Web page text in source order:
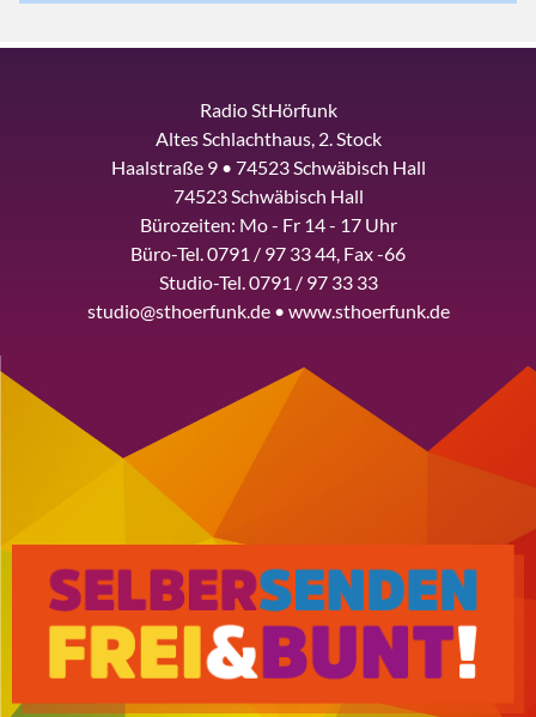
Radio StHörfunk
Altes Schlachthaus, 2. Stock
Haalstraße 9 • 74523 Schwäbisch Hall
74523 Schwäbisch Hall
Bürozeiten: Mo - Fr 14 - 17 Uhr
Büro-Tel. 0791 / 97 33 44, Fax -66
Studio-Tel. 0791 / 97 33 33
studio@sthoerfunk.de • www.sthoerfunk.de